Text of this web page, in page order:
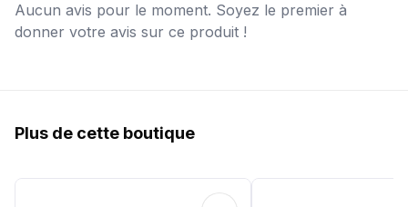
Aucun avis pour le moment. Soyez le premier à
donner votre avis sur ce produit !
Plus de cette boutique